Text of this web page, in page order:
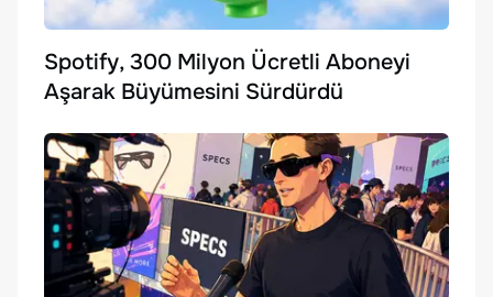
Spotify, 300 Milyon Ücretli Aboneyi
Aşarak Büyümesini Sürdürdü